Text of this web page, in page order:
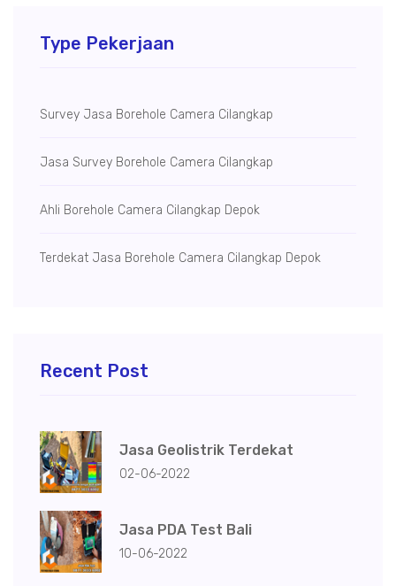
Type Pekerjaan
Survey Jasa Borehole Camera Cilangkap
Jasa Survey Borehole Camera Cilangkap
Ahli Borehole Camera Cilangkap Depok
Terdekat Jasa Borehole Camera Cilangkap Depok
Recent Post
Jasa Geolistrik Terdekat
02-06-2022
Jasa PDA Test Bali
10-06-2022